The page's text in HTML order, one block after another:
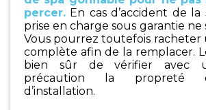
percer. En cas d’accident de
prise en charge sous garantie ne
Vous pourrez toutefois
complète afin de la remplacer.
bien sûr de vérifier avec
précaution la propreté
d’installation.